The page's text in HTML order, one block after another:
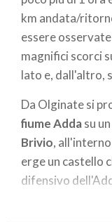
km andata/
essere
magnifici scorci
lato e, dall'altro,
Da Olginate si
fiume Addasu
Brivio,
erge un castello
difensivo